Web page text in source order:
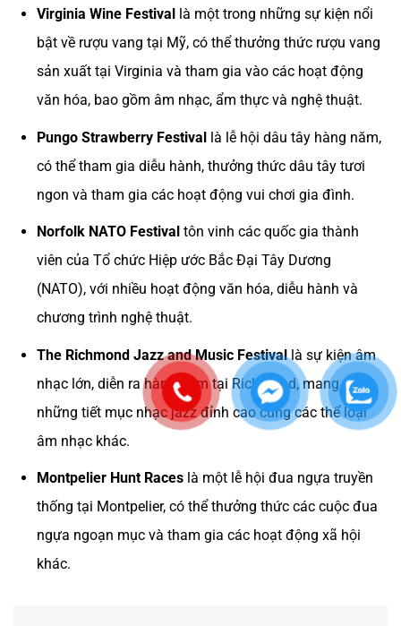
Virginia Wine Festivallà một trong những sự kiện nổi
bật về rượu vang tại Mỹ, có thể thưởng thức rượu vang
sản xuất tại Virginia và tham gia vào các hoạt động
văn hóa, bao gồm âm nhạc, ẩm thực và nghệ thuật.
Pungo Strawberry Festivallà lễ hội dâu tây hàng năm,
có thể tham gia diễu hành, thưởng thức dâu tây tươi
ngon và tham gia các hoạt động vui chơi gia đình.
Norfolk NATO Festival tôn vinh các quốc gia thành
viên của Tổ chức Hiệp ước Bắc Đại Tây Dương
(NATO), với nhiều hoạt động văn hóa, diễu hành và
chương trình nghệ thuật.
The Richmond Jazz and Music Festivallà sự kiện âm
nhạc lớn, diễn ra hàng năm tại Richmond, mang đến
những tiết mục nhạc jazz đỉnh cao cùng các thể loại
âm nhạc khác.
Montpelier Hunt Raceslà một lễ hội đua ngựa truyền
thống tại Montpelier, có thể thưởng thức các cuộc đua
ngựa ngoạn mục và tham gia các hoạt động xã hội
khác.